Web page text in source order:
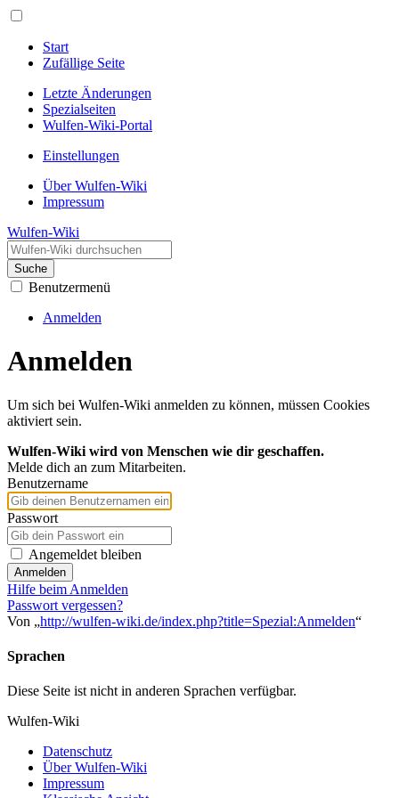
Start
Zufällige Seite
Letzte Änderungen
Spezialseiten
Wulfen-Wiki-Portal
Einstellungen
Über Wulfen-Wiki
Impressum
Wulfen-Wiki
Suche
Benutzermenü
Anmelden
Anmelden
Um sich bei Wulfen-Wiki anmelden zu können, müssen Cookies
aktiviert sein.
Wulfen-Wiki wird von Menschen wie dir geschaffen.
Melde dich an zum Mitarbeiten.
Benutzername
Passwort
Angemeldet bleiben
Anmelden
Hilfe beim Anmelden
Passwort vergessen?
Von „http://wulfen-wiki.de/index.php?title=Spezial:Anmelden“
Sprachen
Diese Seite ist nicht in anderen Sprachen verfügbar.
Wulfen-Wiki
Datenschutz
Über Wulfen-Wiki
Impressum